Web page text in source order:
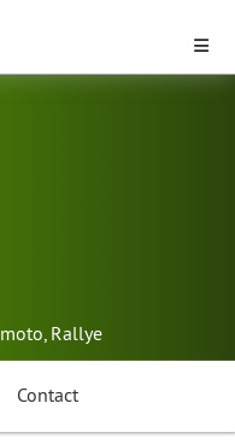
moto, Rallye
Contact